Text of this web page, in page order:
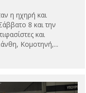
η ηχηρή και
8 και την
και
Κομοτηνή,...